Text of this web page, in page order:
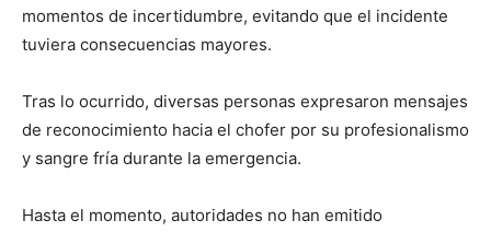
momentos de incertidumbre, evitando que el incidente
tuviera consecuencias mayores.
Tras lo ocurrido, diversas personas expresaron mensajes
de reconocimiento hacia el chofer por su profesionalismo
y sangre fría durante la emergencia.
Hasta el momento, autoridades no han emitido